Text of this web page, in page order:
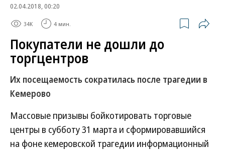
02.04.2018, 00:20
34K 4 мин.
Покупатели не дошли до
торгцентров
Их посещаемость сократилась после трагедии в
Кемерово
Массовые призывы бойкотировать торговые
центры в субботу 31 марта и сформировавшийся
на фоне кемеровской трагедии информационный